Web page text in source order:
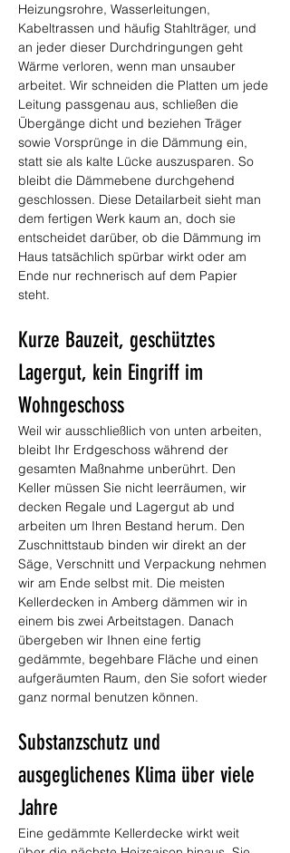
Heizungsrohre, Wasserleitungen,
Kabeltrassen und häufig Stahlträger, und
an jeder dieser Durchdringungen geht
Wärme verloren, wenn man unsauber
arbeitet. Wir schneiden die Platten um jede
Leitung passgenau aus, schließen die
Übergänge dicht und beziehen Träger
sowie Vorsprünge in die Dämmung ein,
statt sie als kalte Lücke auszusparen. So
bleibt die Dämmebene durchgehend
geschlossen. Diese Detailarbeit sieht man
dem fertigen Werk kaum an, doch sie
entscheidet darüber, ob die Dämmung im
Haus tatsächlich spürbar wirkt oder am
Ende nur rechnerisch auf dem Papier
steht.
Kurze Bauzeit, geschütztes
Lagergut, kein Eingriff im
Wohngeschoss
Weil wir ausschließlich von unten arbeiten,
bleibt Ihr Erdgeschoss während der
gesamten Maßnahme unberührt. Den
Keller müssen Sie nicht leerräumen, wir
decken Regale und Lagergut ab und
arbeiten um Ihren Bestand herum. Den
Zuschnittstaub binden wir direkt an der
Säge, Verschnitt und Verpackung nehmen
wir am Ende selbst mit. Die meisten
Kellerdecken in Amberg dämmen wir in
einem bis zwei Arbeitstagen. Danach
übergeben wir Ihnen eine fertig
gedämmte, begehbare Fläche und einen
aufgeräumten Raum, den Sie sofort wieder
ganz normal benutzen können.
Substanzschutz und
ausgeglichenes Klima über viele
Jahre
Eine gedämmte Kellerdecke wirkt weit